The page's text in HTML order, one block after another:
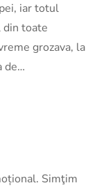
iar totul
din toate
grozava, la
de…
Simţim